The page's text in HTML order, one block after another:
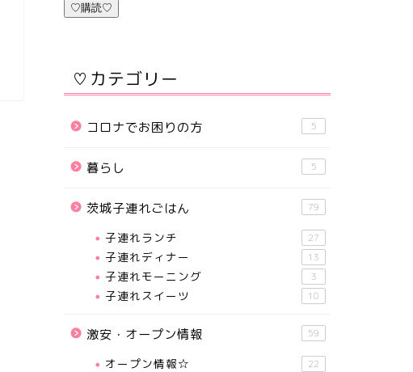
♡購読♡
♡カテゴリー
コロナでお困りの方 5
暮らし 5
茨城子連れごはん 79
子連れランチ 27
子連れディナー 13
子連れモーニング 3
子連れスイーツ 10
激安・オープン情報 59
オープン情報☆ 22